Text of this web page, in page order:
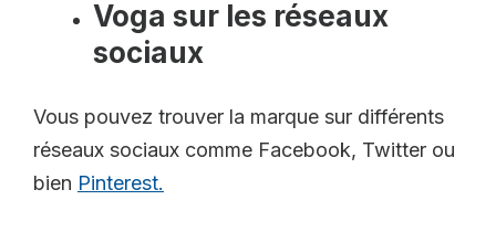
Voga sur les réseaux
sociaux
Vous pouvez trouver la marque sur différents
réseaux sociaux comme Facebook, Twitter ou
bien Pinterest.